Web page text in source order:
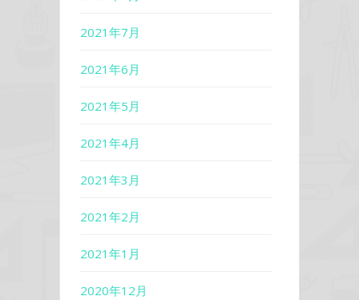
2021年7月
2021年6月
2021年5月
2021年4月
2021年3月
2021年2月
2021年1月
2020年12月